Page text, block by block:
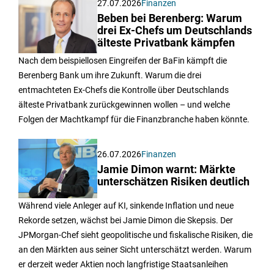
27.07.2026Finanzen
Beben bei Berenberg: Warum
drei Ex-Chefs um Deutschlands
älteste Privatbank kämpfen
Nach dem beispiellosen Eingreifen der BaFin kämpft die
Berenberg Bank um ihre Zukunft. Warum die drei
entmachteten Ex-Chefs die Kontrolle über Deutschlands
älteste Privatbank zurückgewinnen wollen – und welche
Folgen der Machtkampf für die Finanzbranche haben könnte.
26.07.2026Finanzen
Jamie Dimon warnt: Märkte
unterschätzen Risiken deutlich
Während viele Anleger auf KI, sinkende Inflation und neue
Rekorde setzen, wächst bei Jamie Dimon die Skepsis. Der
JPMorgan-Chef sieht geopolitische und fiskalische Risiken, die
an den Märkten aus seiner Sicht unterschätzt werden. Warum
er derzeit weder Aktien noch langfristige Staatsanleihen